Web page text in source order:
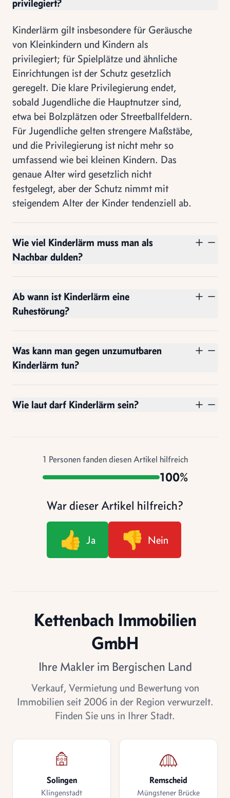
privilegiert?
Kinderlärm gilt insbesondere für Geräusche
von Kleinkindern und Kindern als
privilegiert; für Spielplätze und ähnliche
Einrichtungen ist der Schutz gesetzlich
geregelt. Die klare Privilegierung endet,
sobald Jugendliche die Hauptnutzer sind,
etwa bei Bolzplätzen oder Streetballfeldern.
Für Jugendliche gelten strengere Maßstäbe,
und die Privilegierung ist nicht mehr so
umfassend wie bei kleinen Kindern. Das
genaue Alter wird gesetzlich nicht
festgelegt, aber der Schutz nimmt mit
steigendem Alter der Kinder tendenziell ab.
Wie viel Kinderlärm muss man als
Nachbar dulden?
Ab wann ist Kinderlärm eine
Ruhestörung?
Was kann man gegen unzumutbaren
Kinderlärm tun?
Wie laut darf Kinderlärm sein?
1 Personen fanden diesen Artikel hilfreich
100%
War dieser Artikel hilfreich?
👍 Ja 👎 Nein
Kettenbach Immobilien
GmbH
Ihre Makler im Bergischen Land
Verkauf, Vermietung und Bewertung von
Immobilien seit 2006 in der Region verwurzelt.
Finden Sie uns in Ihrer Stadt.
Solingen
Klingenstadt
Remscheid
Müngstener Brücke